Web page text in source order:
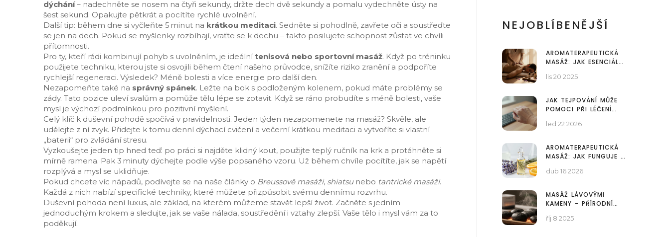
dýchání– nadechněte se nosem na čtyři sekundy, držte dech dvě sekundy a pomalu vydechněte ústy na
šest sekund. Opakujte pětkrát a pocítíte rychlé uvolnění.
Další tip: během dne si vyčleňte 5 minut na krátkou meditaci. Sedněte si pohodlně, zavřete oči a soustřeďte
se jen na dech. Pokud se myšlenky rozbíhají, vraťte se k dechu – takto posilujete schopnost zůstat ve chvíli
přítomnosti.
Pro ty, kteří rádi kombinují pohyb s uvolněním, je ideálnítenisová nebo sportovní masáž. Když po tréninku
použijete techniku, kterou jste si osvojili během čtení našeho průvodce, snížíte riziko zranění a podpoříte
rychlejší regeneraci. Výsledek? Méně bolesti a více energie pro další den.
Nezapomeňte také na správný spánek. Ležte na bok s podloženým kolenem, pokud máte problémy se
zády. Tato pozice uleví svalům a pomůže tělu lépe se zotavit. Když se ráno probudíte s méně bolesti, vaše
mysl je výchozí podmínkou pro pozitivní myšlení.
Celý klíč k duševní pohodě spočívá v pravidelnosti. Jeden týden nezapomenete na masáž? Skvěle, ale
udělejte z ní zvyk. Přidejte k tomu denní dýchací cvičení a večerní krátkou meditaci a vytvoříte si vlastní
„baterii“ pro zvládání stresu.
Vyzkoušejte jeden tip hned teď: po práci si najděte klidný kout, použijte teplý ručník na krk a protáhněte si
mírně ramena. Pak 3 minuty dýchejte podle výše popsaného vzoru. Už během chvíle pocítíte, jak se napětí
rozplývá a mysl se uklidňuje.
Pokud chcete víc nápadů, podívejte se na naše články o Breussově masáži, shiatsunebo tantrické masáži.
Každá z nich nabízí specifické techniky, které můžete přizpůsobit svému dennímu rozvrhu.
Duševní pohoda není luxus, ale základ, na kterém můžeme stavět lepší život. Začněte s jedním
jednoduchým krokem a sledujte, jak se vaše nálada, soustředění i vztahy zlepší. Vaše tělo i mysl vám za to
poděkují.
NEJOBLÍBENĚJŠÍ
AROMATERAPEUTICKÁ
MASÁŽ: JAK ESENCIÁLNÍ
ZDRAVÍ A POHODU
lis 20 2025
JAK TEJPOVÁNÍ MŮŽE
POMOCI PŘI LÉČENÍ
led 22 2026
AROMATERAPEUTICKÁ
MASÁŽ: JAK FUNGUJE A
PRO ZDRAVÍ A POHODU
dub 16 2026
MASÁŽ LÁVOVÝMI
KAMENY - PŘÍRODNÍ
TĚLA
říj 8 2025